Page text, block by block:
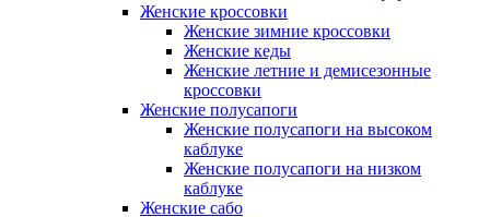
Женские кроссовки
Женские зимние кроссовки
Женские кеды
Женские летние и демисезонные
кроссовки
Женские полусапоги
Женские полусапоги на высоком
каблуке
Женские полусапоги на низком
каблуке
Женские сабо